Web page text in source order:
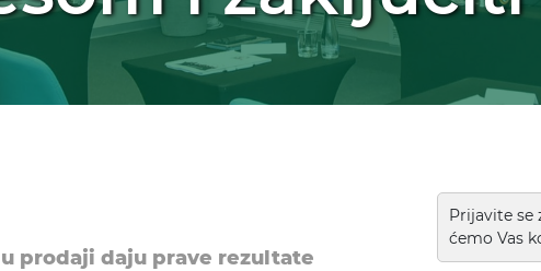
u prodaji daju prave rezultate
Prijavite se
ćemo Vas